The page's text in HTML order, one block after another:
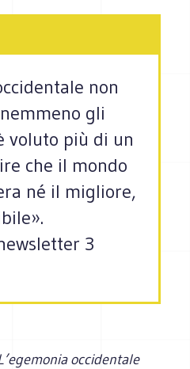
non
gli
voluto più di un
che il mondo
né il migliore,
3
occidentale